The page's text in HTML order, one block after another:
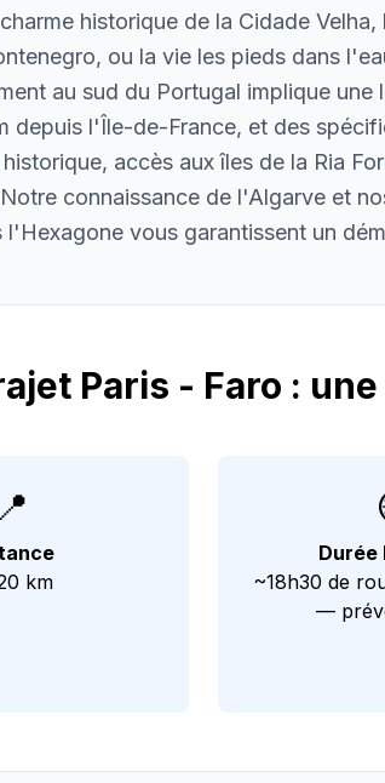
historique de la Cidade Velha,
ou la vie les pieds dans
au sud du Portugal implique une
depuis l'Île-de-France, et des
accès aux îles de la Ria
connaissance de l'Algarve et
l'Hexagone vous garantissent un
Paris - Faro :
📍
km
Durée
~18h30 de
—